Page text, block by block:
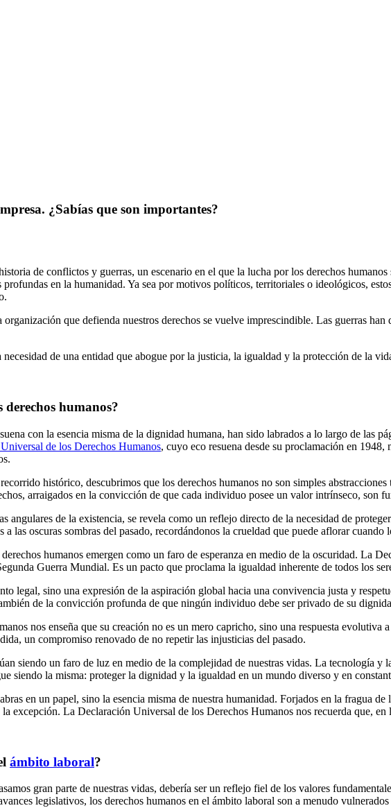
¿Sabías que son importantes?
de conflictos y guerras, un escenario en el que la lucha por los derechos
profundas en la humanidad. Ya sea por motivos políticos, territoriales o ideológicos,
que defienda nuestros derechos se vuelve imprescindible. Las guerras
necesidad de una entidad que abogue por la justicia, la igualdad y la protección de la
derechos humanos?
con la esencia misma de la dignidad humana, han sido labrados a lo largo de las
de los Derechos Humanos, cuyo eco resuena desde su proclamación en
histórico, descubrimos que los derechos humanos no son simples
arraigados en la convicción de que cada individuo posee un valor intrínseco, son
angulares de la existencia, se revela como un reflejo directo de la necesidad de
a las oscuras sombras del pasado, recordándonos la crueldad que puede aflorar cuando
humanos emergen como un faro de esperanza en medio de la oscuridad. La
Guerra Mundial. Es un pacto que proclama la igualdad inherente de todos los
legal, sino una expresión de la aspiración global hacia una convivencia justa y
de la convicción profunda de que ningún individuo debe ser privado de su
nos enseña que su creación no es un mero capricho, sino una respuesta
un compromiso renovado de no repetir las injusticias del pasado.
siendo un faro de luz en medio de la complejidad de nuestras vidas. La tecnología y
siendo la misma: proteger la dignidad y la igualdad en un mundo diverso y en
en un papel, sino la esencia misma de nuestra humanidad. Forjados en la fragua
excepción. La Declaración Universal de los Derechos Humanos nos recuerda que,
ámbito laboral?
gran parte de nuestras vidas, debería ser un reflejo fiel de los valores
legislativos, los derechos humanos en el ámbito laboral son a menudo